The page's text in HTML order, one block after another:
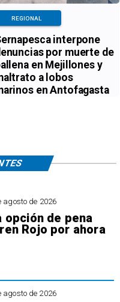
interpone
por muerte de
en Mejillones y
a lobos
en Antofagasta
REGIONAL
agosto de 2026
opción de pena
Rojo por ahora
agosto de 2026